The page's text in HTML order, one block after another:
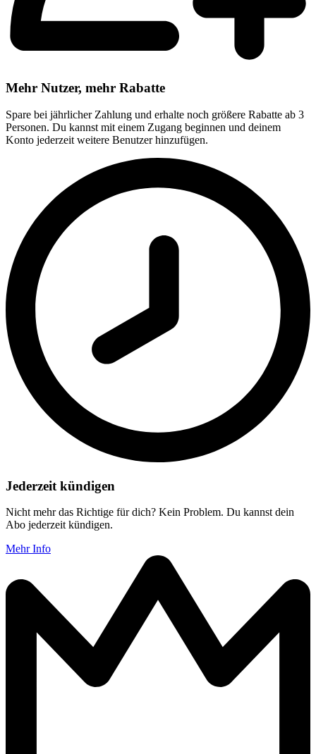
Mehr Nutzer, mehr Rabatte
Spare bei jährlicher Zahlung und erhalte noch größere Rabatte ab 3
Personen. Du kannst mit einem Zugang beginnen und deinem
Konto jederzeit weitere Benutzer hinzufügen.
Jederzeit kündigen
Nicht mehr das Richtige für dich? Kein Problem. Du kannst dein
Abo jederzeit kündigen.
Mehr Info